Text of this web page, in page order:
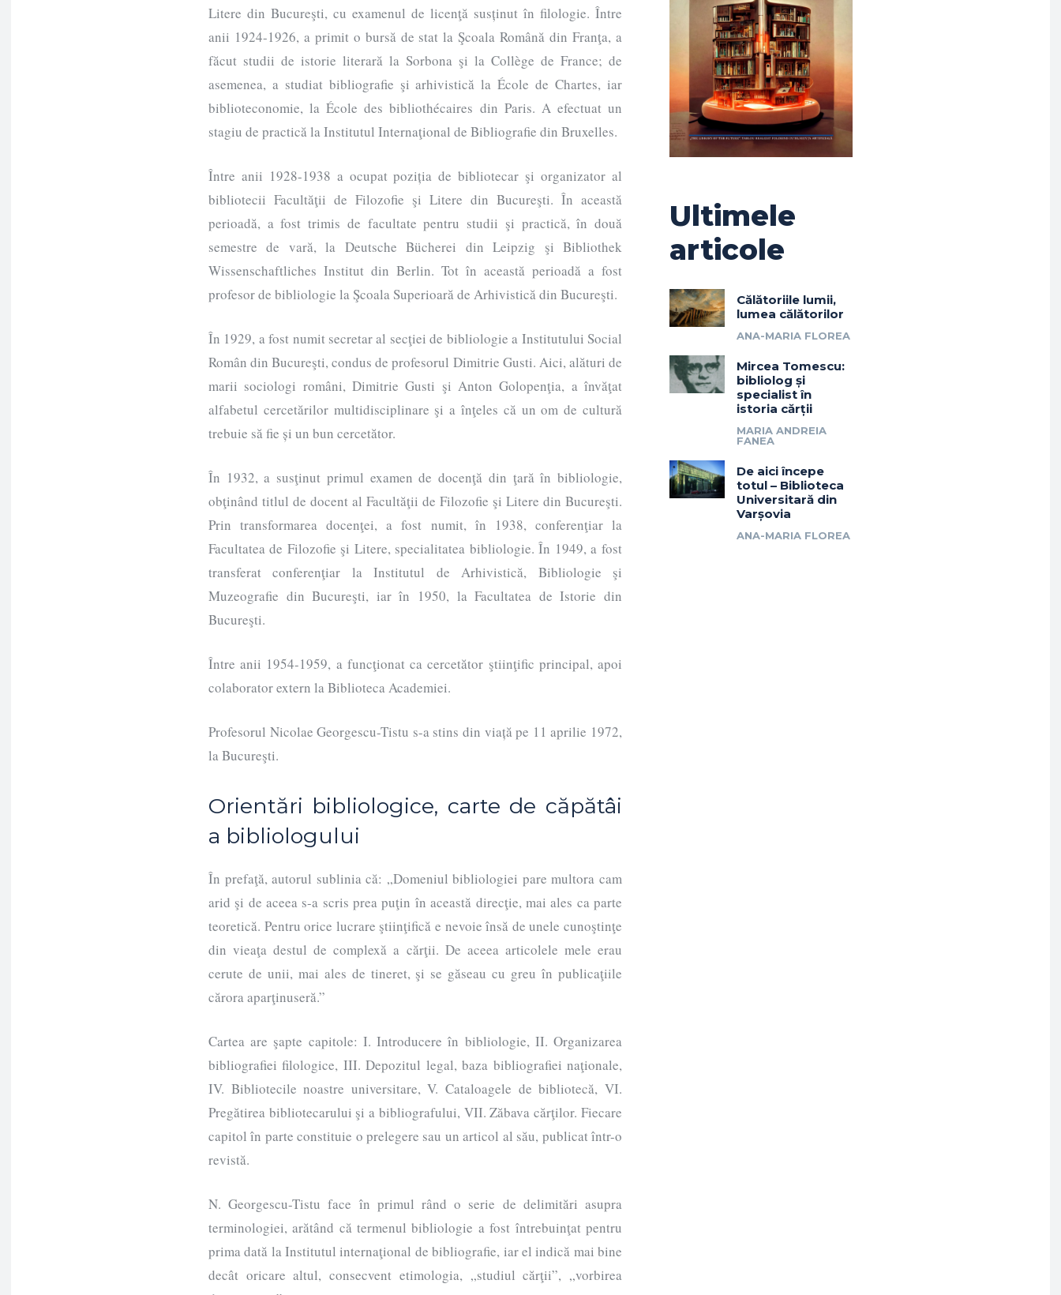
Litere din Bucureşti, cu examenul de licenţă susținut în filologie. Între
anii 1924-1926, a primit o bursă de stat la Şcoala Română din Franţa, a
făcut studii de istorie literară la Sorbona şi la Collège de France; de
asemenea, a studiat bibliografie şi arhivistică la École de Chartes, iar
biblioteconomie, la École des bibliothécaires din Paris. A efectuat un
stagiu de practică la Institutul Internaţional de Bibliografie din Bruxelles.
Între anii 1928-1938 a ocupat poziția de bibliotecar şi organizator al
bibliotecii Facultăţii de Filozofie şi Litere din Bucureşti. În această
perioadă, a fost trimis de facultate pentru studii şi practică, în două
semestre de vară, la Deutsche Bücherei din Leipzig şi Bibliothek
Wissenschaftliches Institut din Berlin. Tot în această perioadă a fost
profesor de bibliologie la Şcoala Superioară de Arhivistică din Bucureşti.
În 1929, a fost numit secretar al secţiei de bibliologie a Institutului Social
Român din Bucureşti, condus de profesorul Dimitrie Gusti. Aici, alături de
marii sociologi români, Dimitrie Gusti şi Anton Golopenţia, a învăţat
alfabetul cercetărilor multidisciplinare şi a înţeles că un om de cultură
trebuie să fie și un bun cercetător.
În 1932, a susţinut primul examen de docenţă din ţară în bibliologie,
obţinând titlul de docent al Facultăţii de Filozofie şi Litere din Bucureşti.
Prin transformarea docenţei, a fost numit, în 1938, conferenţiar la
Facultatea de Filozofie şi Litere, specialitatea bibliologie. În 1949, a fost
transferat conferenţiar la Institutul de Arhivistică, Bibliologie şi
Muzeografie din Bucureşti, iar în 1950, la Facultatea de Istorie din
Bucureşti.
Între anii 1954-1959, a funcţionat ca cercetător ştiinţific principal, apoi
colaborator extern la Biblioteca Academiei.
Profesorul Nicolae Georgescu-Tistu s-a stins din viață pe 11 aprilie 1972,
la Bucureşti.
Orientări bibliologice, carte de căpătâi
a bibliologului
În prefaţă, autorul sublinia că: „Domeniul bibliologiei pare multora cam
arid şi de aceea s-a scris prea puţin în această direcţie, mai ales ca parte
teoretică. Pentru orice lucrare ştiinţifică e nevoie însă de unele cunoştinţe
din vieaţa destul de complexă a cărţii. De aceea articolele mele erau
cerute de unii, mai ales de tineret, şi se găseau cu greu în publicaţiile
cărora aparţinuseră.”
Cartea are şapte capitole: I. Introducere în bibliologie, II. Organizarea
bibliografiei filologice, III. Depozitul legal, baza bibliografiei naţionale,
IV. Bibliotecile noastre universitare, V. Cataloagele de bibliotecă, VI.
Pregătirea bibliotecarului şi a bibliografului, VII. Zăbava cărţilor. Fiecare
capitol în parte constituie o prelegere sau un articol al său, publicat într-o
revistă.
N. Georgescu-Tistu face în primul rând o serie de delimitări asupra
terminologiei, arătând că termenul bibliologie a fost întrebuinţat pentru
prima dată la Institutul internaţional de bibliografie, iar el indică mai bine
decât oricare altul, consecvent etimologia, „studiul cărţii”, „vorbirea
Ultimele
articole
Călătoriile lumii,
lumea călătorilor
ANA-MARIA FLOREA
Mircea Tomescu:
bibliolog și
specialist în
istoria cărții
MARIA ANDREIA
FANEA
De aici începe
totul – Biblioteca
Universitară din
Varșovia
ANA-MARIA FLOREA